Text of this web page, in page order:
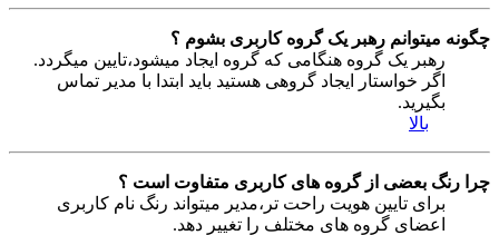
چگونه میتوانم رهبر یک گروه کاربری بشوم ؟
رهبر یک گروه هنگامی که گروه ایجاد میشود،تایین میگردد.
اگر خواستار ایجاد گروهی هستید باید ابتدا با مدیر تماس
بگیرید.
بالا
چرا رنگ بعضی از گروه های کاربری متفاوت است ؟
برای تایین هویت راحت تر،مدیر میتواند رنگ نام کاربری
اعضای گروه های مختلف را تغییر دهد.